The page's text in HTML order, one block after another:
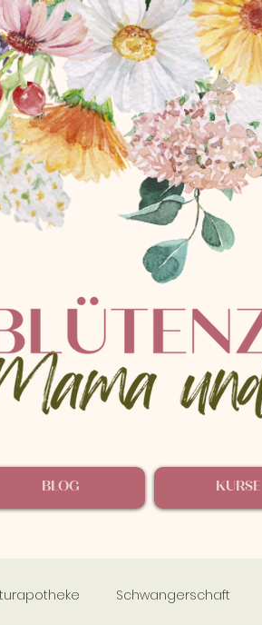
BLOG KURSE
Schwangerschaft